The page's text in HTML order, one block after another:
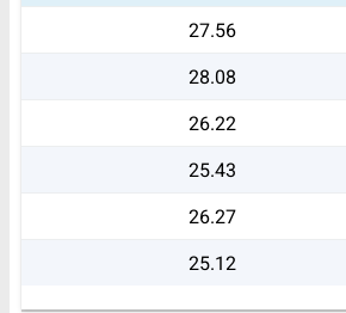
27.56
28.08
26.22
25.43
26.27
25.12